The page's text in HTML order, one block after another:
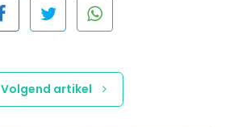
Volgend artikel